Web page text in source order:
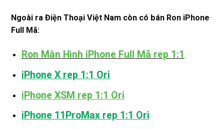
Ngoài ra Điện Thoại Việt Nam còn có bán Ron iPhone
Full Mã:
Ron Màn Hình iPhone Full Mã rep 1:1
iPhone X rep 1:1 Ori
iPhone XSM rep 1:1 Ori
iPhone 11ProMax rep 1:1 Ori